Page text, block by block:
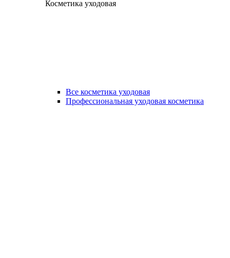
Косметика уходовая
Все косметика уходовая
Профессиональная уходовая косметика